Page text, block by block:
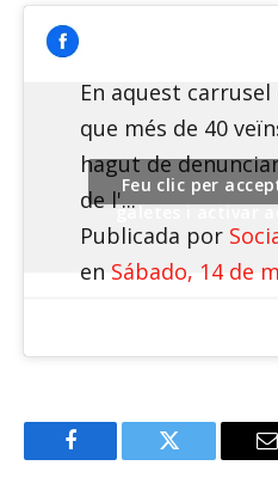
En aquest
que més de 40
hagut de
de l'...
Publicada por
en Sábado, 14 de
Feu clic per
galetes i activar
Facebook Twitter